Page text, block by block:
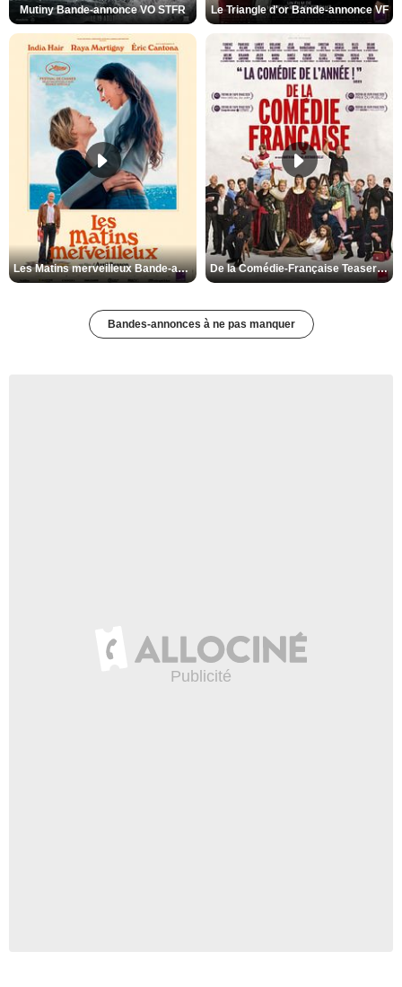
Mutiny Bande-annonce VO STFR Le Triangle d'or Bande-annonce VF
Les Matins merveilleux Bande-annonce VF De la Comédie-Française Teaser VF
Bandes-annonces à ne pas manquer